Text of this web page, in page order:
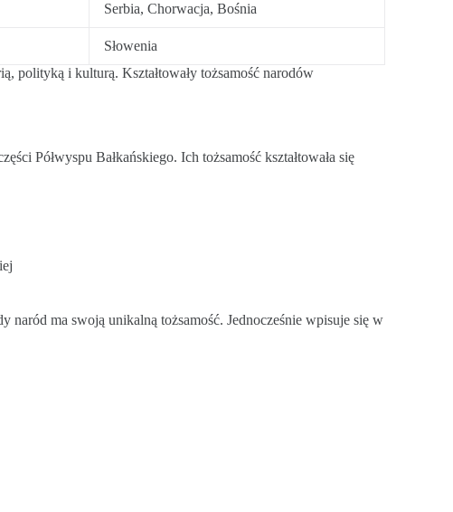
Serbia, Chorwacja, Bośnia
Słowenia
polityką i kulturą. Kształtowały tożsamość narodów
Półwyspu Bałkańskiego. Ich tożsamość kształtowała się
naród ma swoją unikalną tożsamość. Jednocześnie wpisuje się w